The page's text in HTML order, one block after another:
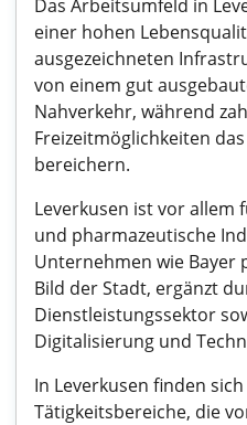
Das Arbeitsumfeld in
einer hohen
ausgezeichneten
von einem gut
Nahverkehr, während
Freizeitmöglichkeiten
bereichern.
Leverkusen ist vor allem
und pharmazeutische
Unternehmen wie Bayer
Bild der Stadt, ergänzt
Dienstleistungssektor
Digitalisierung und
In Leverkusen finden
Tätigkeitsbereiche, die